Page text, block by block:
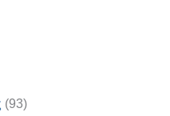
(93)